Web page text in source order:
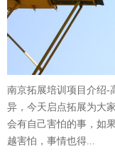
南京拓展培训项目介绍-
异，今天启点拓展为大
会有自己害怕的事，如
越害怕，事情也得...